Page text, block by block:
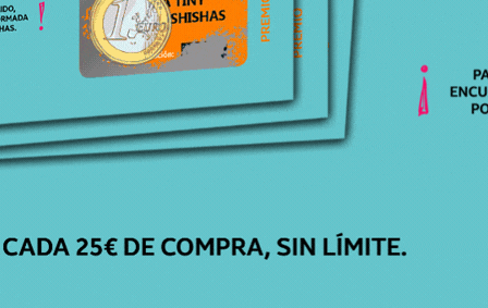
CATÁLOGO
Cachimbas
Cazoletas
Accesorios